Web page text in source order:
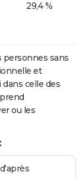
29,4 %
personnes sans
et
celle des
ou les